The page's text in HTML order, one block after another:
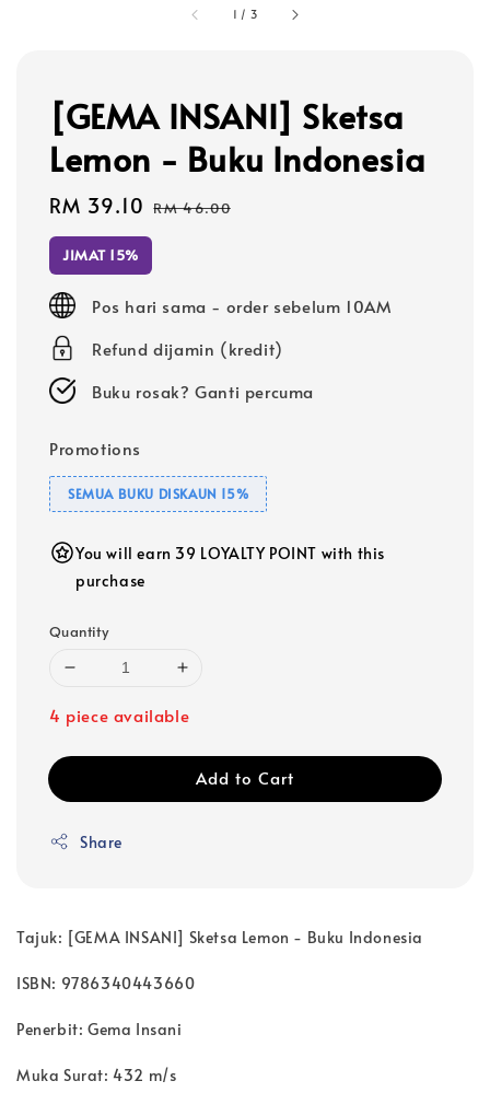
1 / 3
[GEMA INSANI] Sketsa
Lemon - Buku Indonesia
Sale
price
RM 39.10 Regular
RM 46.00
JIMAT 15%
Pos hari sama - order sebelum 10AM
Refund dijamin (kredit)
Buku rosak? Ganti percuma
Promotions
SEMUA BUKU DISKAUN 15%
You will earn 39 LOYALTY POINT with this
purchase
Quantity
4 piece available
Add to Cart
Share
Tajuk: [GEMA INSANI] Sketsa Lemon - Buku Indonesia
ISBN: 9786340443660
Penerbit: Gema Insani
Muka Surat: 432 m/s